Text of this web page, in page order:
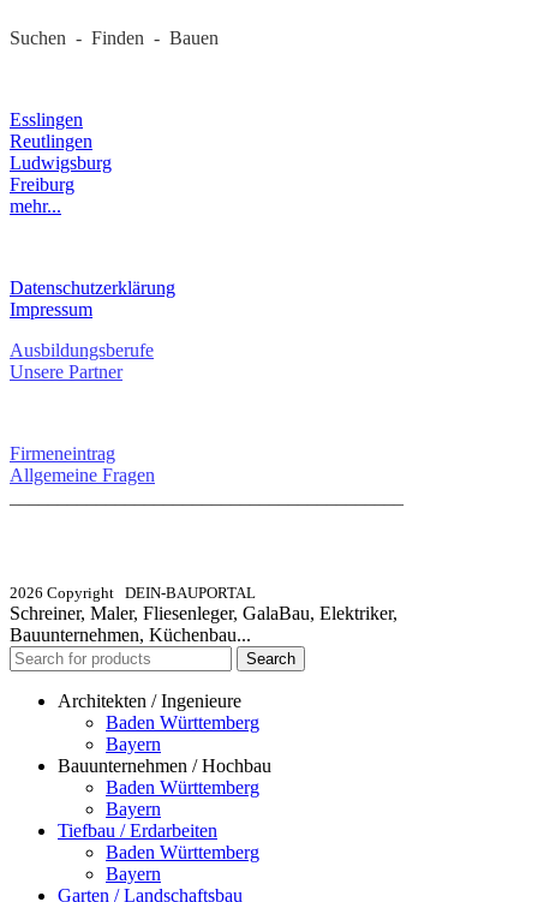
Suchen - Finden - Bauen
Esslingen
Reutlingen
Ludwigsburg
Freiburg
mehr...
Datenschutzerklärung
Impressum
Ausbildungsberufe
Unsere Partner
Firmeneintrag
Allgemeine Fragen
2026 Copyright DEIN-BAUPORTAL
Schreiner, Maler, Fliesenleger, GalaBau, Elektriker,
Bauunternehmen, Küchenbau...
Search
Architekten / Ingenieure
Baden Württemberg
Bayern
Bauunternehmen / Hochbau
Baden Württemberg
Bayern
Tiefbau / Erdarbeiten
Baden Württemberg
Bayern
Garten / Landschaftsbau